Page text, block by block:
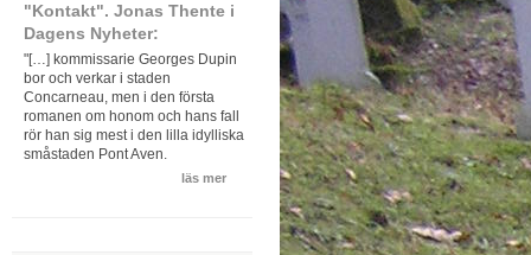
"Kontakt". Jonas Thente i
Dagens Nyheter:
"[…] kommissarie Georges Dupin
bor och verkar i staden
Concarneau, men i den första
romanen om honom och hans fall
rör han sig mest i den lilla idylliska
småstaden Pont Aven.
läs mer